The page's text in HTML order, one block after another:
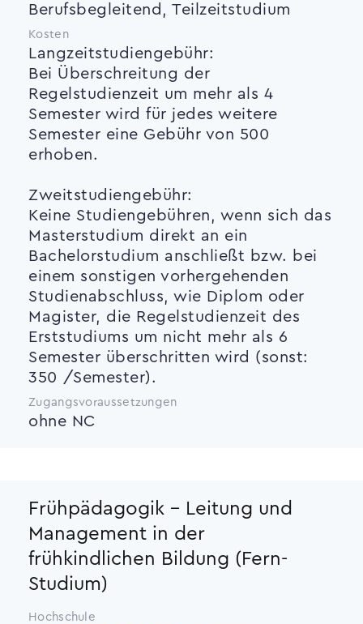
Berufsbegleitend, Teilzeitstudium
Kosten
Langzeitstudiengebühr:
Bei Überschreitung der
Regelstudienzeit um mehr als 4
Semester wird für jedes weitere
Semester eine Gebühr von 500 
erhoben.
Zweitstudiengebühr:
Keine Studiengebühren, wenn sich das
Masterstudium direkt an ein
Bachelorstudium anschließt bzw. bei
einem sonstigen vorhergehenden
Studienabschluss, wie Diplom oder
Magister, die Regelstudienzeit des
Erststudiums um nicht mehr als 6
Semester überschritten wird (sonst:
350 /Semester).
Zugangsvoraussetzungen
ohne NC
Frühpädagogik - Leitung und
Management in der
frühkindlichen Bildung (Fern-
Studium)
Hochschule